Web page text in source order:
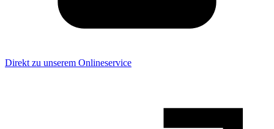
Direkt zu unserem Onlineservice